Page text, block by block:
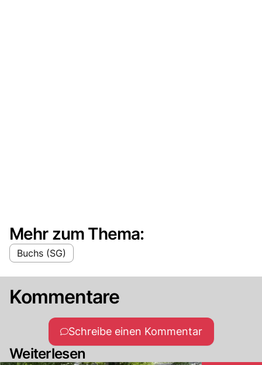
Mehr zum Thema:
Buchs (SG)
Kommentare
Schreibe einen Kommentar
Weiterlesen